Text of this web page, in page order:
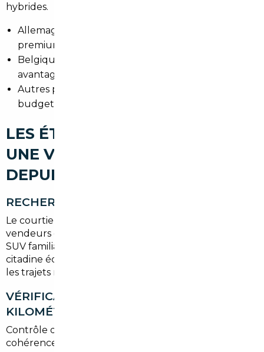
hybrides.
Allemagne : large choix, bonnes finitions, modèles
premium.
Belgique : proximité, coûts d'export souvent
avantageux.
Autres pays UE : alternatives intéressantes selon le
budget et les normes.
LES ÉTAPES POUR IMPORTER
UNE VOITURE D'OCCASION
DEPUIS SALLES
RECHERCHE DU VÉHICULE
Le courtier cible les annonces fiables, vérifie les
vendeurs et sélectionne en fonction de vos critères :
SUV familial pour les excursions autour du Bassin,
citadine économique pour la ville, ou hybride pour
les trajets mixtes.
VÉRIFICATION HISTORIQUE ET
KILOMÉTRAGE
Contrôle des factures, historique d'entretien et
cohérence du kilométrage. Nous utilisons des